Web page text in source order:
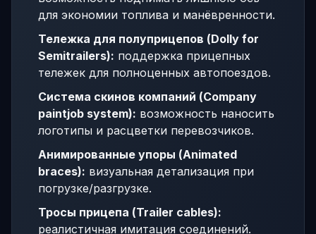
для экономии топлива и манёвренности.
Тележка для полуприцепов (Dolly for
Semitrailers): поддержка прицепных
тележек для полноценных автопоездов.
Система скинов компаний (Company
paintjob system): возможность наносить
логотипы и расцветки перевозчиков.
Анимированные упоры (Animated
braces): визуальная детализация при
погрузке/разгрузке.
Тросы прицепа (Trailer cables):
реалистичная имитация соединений.